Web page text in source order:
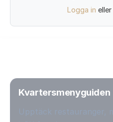
Logga in eller
Kvartersmenyguiden